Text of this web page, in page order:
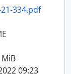
21-334.pdf
09:23